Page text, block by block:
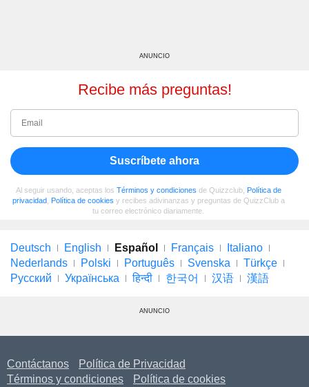
ANUNCIO
Recibe más preguntas!
Suscríbete ahora
Al seguir usando, aceptas los Términos y condiciones de Quizzclub, Política de
privacidad, Política de cookies y recibes adivinanzas y preguntas de QuizzClub a
tu correo electrónico diariamente.
Deutsch English Español Français
Italiano
Nederlands
Polski Português Svenska
Türkçe
Русский
Українська हिन्दी 한국어 汉语 漢語
ANUNCIO
Contáctanos
Política de Privacidad
Términos y condiciones
Política de cookies